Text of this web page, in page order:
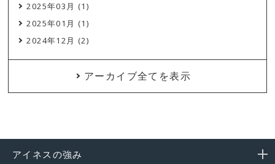
2025年03月 (1)
2025年01月 (1)
2024年12月 (2)
アーカイブ全てを表示
アイネスの強み